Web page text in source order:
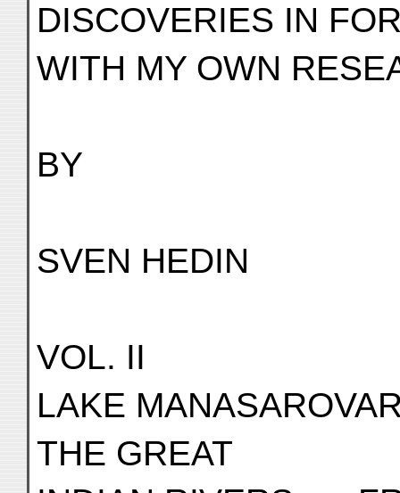
DISCOVERIES IN
WITH MY OWN
BY
SVEN HEDIN
VOL. II
LAKE
THE GREAT